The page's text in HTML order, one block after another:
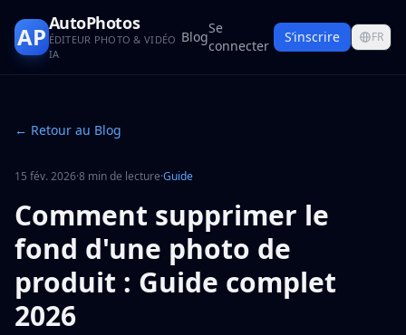
APAutoPhotos
ÉDITEUR PHOTO & VIDÉO
IA
Blog
Se
connecter
S’inscrire FR
← Retour au Blog
15 fév. 2026·8 min de lecture·Guide
Comment supprimer le
fond d'une photo de
produit : Guide complet
2026